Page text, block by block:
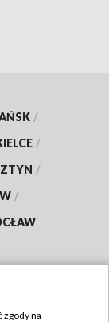
/
/
/
/
zgody na